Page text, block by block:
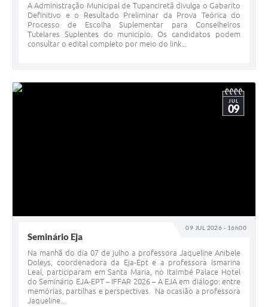
A Administração Municipal de Tupanciretã divulga o Gabarito
Definitivo e o Resultado Preliminar da Prova Teórica do
Processo de Escolha Suplementar para Conselheiros
Tutelares Suplentes do município. Os candidatos podem
consultar o edital completo por meio do link...
09 JUL 2026 - 16h00
JUL
09
Seminário Eja
Na manhã do dia 07 de julho a professora Jaqueline Anibele
Doleys, coordenadora da Eja-Ept e a professora Ismarina
Leal, participaram em Santa Maria, no Itaimbé Palace Hotel
do Seminário EJA-EPT – IFFAR 2026 – A EJA em diálogo: entre
memórias, partilhas e perspectivas. Na ocasião a professora
Jaqueline...